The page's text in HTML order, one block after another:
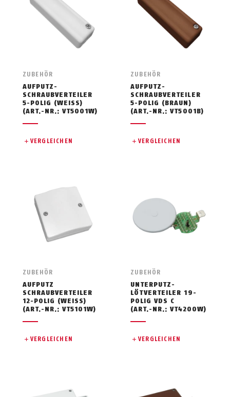
ZUBEHÖR
AUFPUTZ-
SCHRAUBVERTEILER
5-POLIG (WEISS)
(ART.-NR.: VT5001W)
VERGLEICHEN
ZUBEHÖR
AUFPUTZ-
SCHRAUBVERTEILER
5-POLIG (BRAUN)
(ART.-NR.: VT5001B)
VERGLEICHEN
ZUBEHÖR
AUFPUTZ
SCHRAUBVERTEILER
12-POLIG (WEISS)
(ART.-NR.: VT5101W)
VERGLEICHEN
ZUBEHÖR
UNTERPUTZ-
LÖTVERTEILER 19-
POLIG VDS C
(ART.-NR.: VT4200W)
VERGLEICHEN